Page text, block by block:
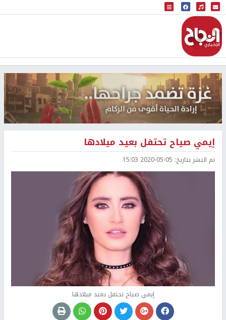
البث المباشر
إذاعة النجاح
إيمي صياح تحتفل بعيد ميلادها
تم النشر بتاريخ: 2020-05-05 15:03
إيمي صياح تحتفل بعيد ميلادها